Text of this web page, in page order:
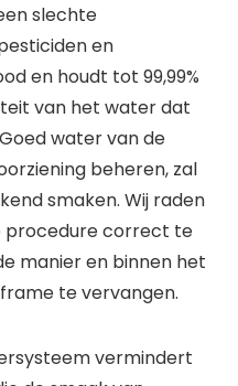
slechte
en
en houdt tot 99,99%
van het water dat
water van de
beheren, zal
smaken. Wij raden
procedure correct te
manier en binnen het
te vervangen.
vermindert